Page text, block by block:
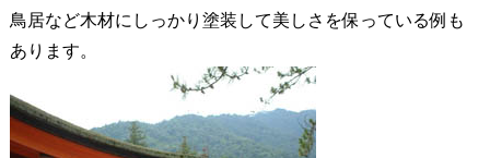
鳥居など木材にしっかり塗装して美しさを保っている例も
あります。